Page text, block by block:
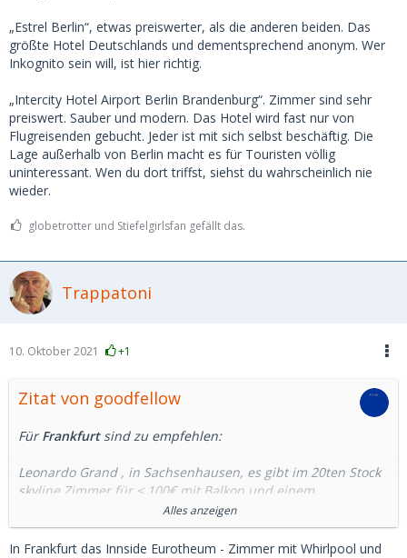
„Estrel Berlin“, etwas preiswerter, als die anderen beiden. Das
größte Hotel Deutschlands und dementsprechend anonym. Wer
Inkognito sein will, ist hier richtig.
„Intercity Hotel Airport Berlin Brandenburg“. Zimmer sind sehr
preiswert. Sauber und modern. Das Hotel wird fast nur von
Flugreisenden gebucht. Jeder ist mit sich selbst beschäftig. Die
Lage außerhalb von Berlin macht es für Touristen völlig
uninteressant. Wen du dort triffst, siehst du wahrscheinlich nie
wieder.
globetrotter und Stiefelgirlsfan gefällt das.
Trappatoni
10. Oktober 2021 +1
Zitat von goodfellow
FürFrankfurtsind zu empfehlen:
Leonardo Grand , in Sachsenhausen, es gibt im 20ten Stock
skyline Zimmer für < 100€ mit Balkon und einem
sagenhaften Blick auf die City, Zimmer sind groß und die
Betten ok, Frühstück sehr gut
Alles anzeigen
In Frankfurt das Innside Eurotheum - Zimmer mit Whirlpool und